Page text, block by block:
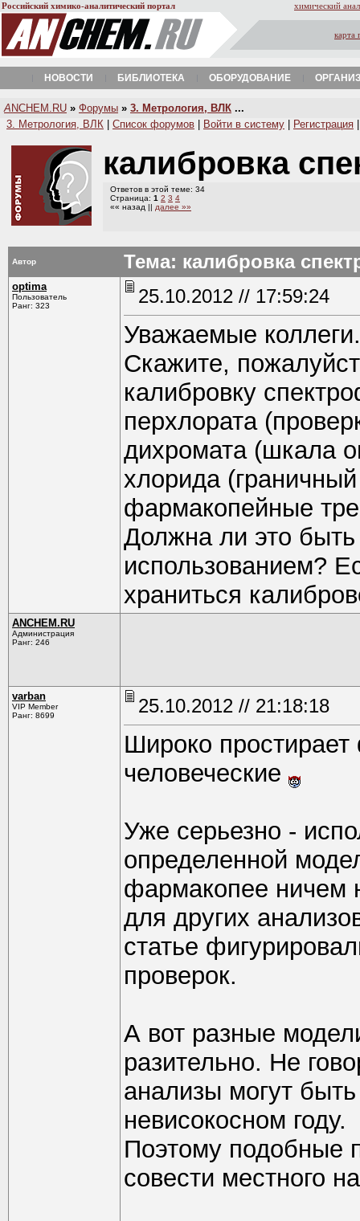
Российский химико-аналитический портал химический
карта
НОВОСТИ БИБЛИОТЕКА ОБОРУДОВАНИЕ
A NCHEM.RU » Форумы » 3. Метрология, ВЛК ...
3. Метрология, ВЛК
Список форумов Войти в систему Регистрация
калибровка
Ответов в этой теме: 34
Страница: 1 2 3 4
«« назад || далее »»
Автор Тема: калибровка
optima
Пользователь
Ранг: 323
25.10.2012 // 17:59:24
Уважаемые коллеги.
Скажите,
калибровку
перхлората
дихромата (шкала
хлорида
фармакопейные
Должна ли это
использованием?
храниться
ANCHEM.RU
Администрация
Ранг: 246
varban
VIP Member
Ранг: 8699
25.10.2012 // 21:18:18
Широко
человеческие
Уже серьезно -
определенной
фармакопее ничем
для других
статье
проверок.
А вот разные
разительно. Не
анализы могут
невисокосном году.
Поэтому подобные
совести местного